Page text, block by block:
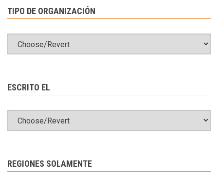
TIPO DE ORGANIZACIÓN
ESCRITO EL
REGIONES SOLAMENTE